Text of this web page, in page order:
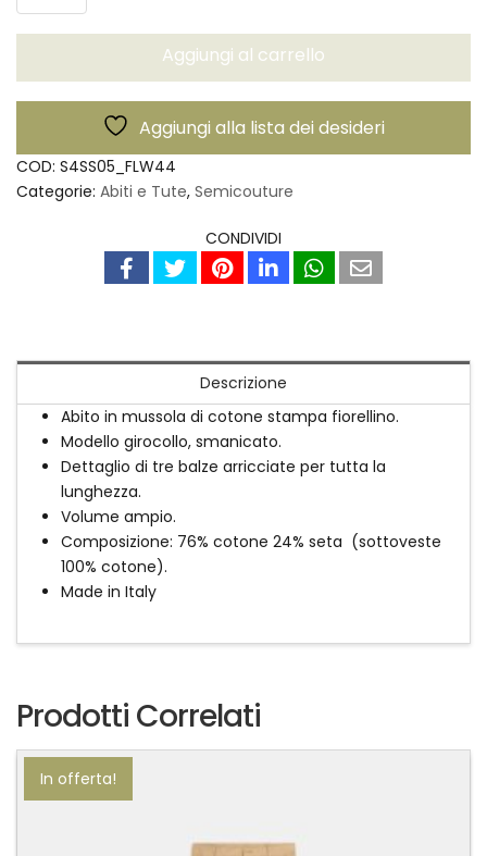
Luigia
-
quantità
Aggiungi al carrello
Aggiungi alla lista dei desideri
COD: S4SS05_FLW44
Categorie: Abiti e Tute, Semicouture
CONDIVIDI
Descrizione
Abito in mussola di cotone stampa fiorellino.
Modello girocollo, smanicato.
Dettaglio di tre balze arricciate per tutta la
lunghezza.
Volume ampio.
Composizione: 76% cotone 24% seta (sottoveste
100% cotone).
Made in Italy
Prodotti Correlati
In offerta!